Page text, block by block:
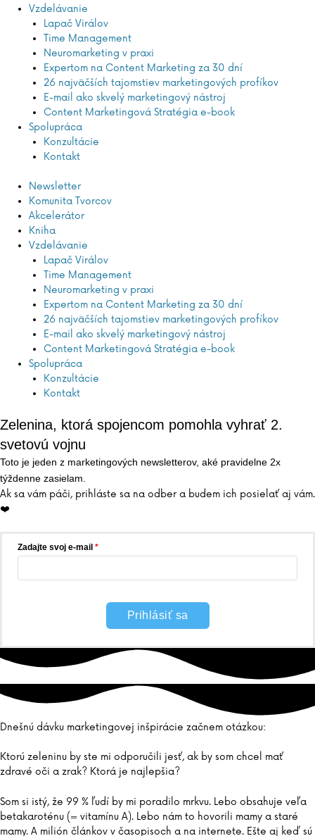
Vzdelávanie
Lapač Virálov
Time Management
Neuromarketing v praxi
Expertom na Content Marketing za 30 dní
26 najväčších tajomstiev marketingových profíkov
E-mail ako skvelý marketingový nástroj
Content Marketingová Stratégia e-book
Spolupráca
Konzultácie
Kontakt
Newsletter
Komunita Tvorcov
Akcelerátor
Kniha
Vzdelávanie
Lapač Virálov
Time Management
Neuromarketing v praxi
Expertom na Content Marketing za 30 dní
26 najväčších tajomstiev marketingových profíkov
E-mail ako skvelý marketingový nástroj
Content Marketingová Stratégia e-book
Spolupráca
Konzultácie
Kontakt
Zelenina, ktorá spojencom pomohla vyhrať 2.
svetovú vojnu
Toto je jeden z marketingových newsletterov, aké pravidelne 2x
týždenne zasielam.
Ak sa vám páči, prihláste sa na odber a budem ich posielať aj vám.
❤️
Zadajte svoj e-mail
Prihlásiť sa
Dnešnú dávku marketingovej inšpirácie začnem otázkou:
Ktorú zeleninu by ste mi odporučili jesť, ak by som chcel mať
zdravé oči a zrak? Ktorá je najlepšia?
Som si istý, že 99 % ľudí by mi poradilo mrkvu. Lebo obsahuje veľa
betakaroténu (= vitamínu A). Lebo nám to hovorili mamy a staré
mamy. A milión článkov v časopisoch a na internete. Ešte aj keď sú